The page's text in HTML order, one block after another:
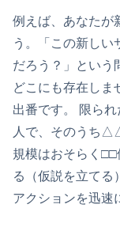
例えば、あなたが
う。「この新しい
だろう？」という
どこにも存在しま
出番です。 限ら
人で、そのうち
規模はおそらく
る（仮説を立てる
アクションを迅速